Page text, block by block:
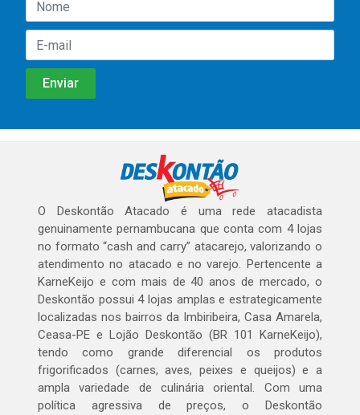
O Deskontão Atacado é uma rede atacadista
genuinamente pernambucana que conta com 4 lojas
no formato “cash and carry” atacarejo, valorizando o
atendimento no atacado e no varejo. Pertencente a
KarneKeijo e com mais de 40 anos de mercado, o
Deskontão possui 4 lojas amplas e estrategicamente
localizadas nos bairros da Imbiribeira, Casa Amarela,
Ceasa-PE e Lojão Deskontão (BR 101 KarneKeijo),
tendo como grande diferencial os produtos
frigorificados (carnes, aves, peixes e queijos) e a
ampla variedade de culinária oriental. Com uma
política agressiva de preços, o Deskontão